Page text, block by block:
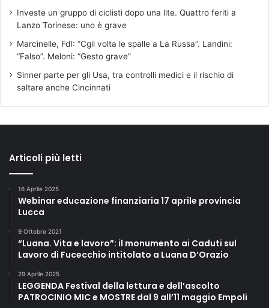
Investe un gruppo di ciclisti dopo una lite. Quattro feriti a
Lanzo Torinese: uno è grave
Marcinelle, FdI: “Cgil volta le spalle a La Russa”. Landini:
“Falso”. Meloni: “Gesto grave”
Sinner parte per gli Usa, tra controlli medici e il rischio di
saltare anche Cincinnati
Articoli più letti
16 Aprile 2025
Webinar educazione finanziaria 17 aprile provincia
Lucca
9 Ottobre 2021
“Luana. Vita e lavoro”: il monumento ai Caduti sul
Lavoro di Fucecchio intitolato a Luana D’Orazio
29 Aprile 2025
LEGGENDA Festival della lettura e dell’ascolto
PATROCINIO MIC e MOSTRE dal 9 all’11 maggio Empoli